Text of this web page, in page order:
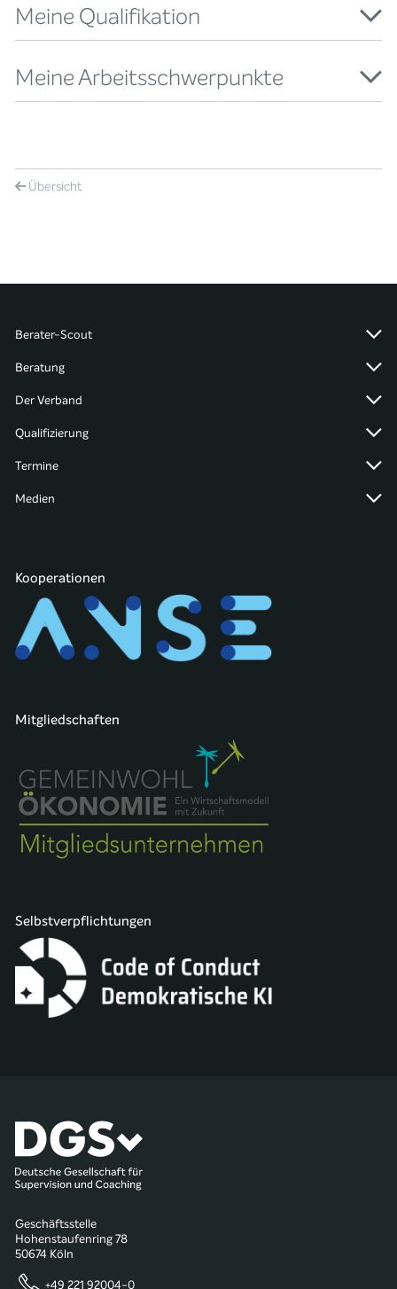
Meine Qualifikation
Meine Arbeitsschwerpunkte
Übersicht
Berater-Scout
Beratung
Der Verband
Qualifizierung
Termine
Medien
Kooperationen
Mitgliedschaften
Selbstverpflichtungen
Geschäftsstelle
Hohenstaufenring 78
50674 Köln
+49 221 92004-0